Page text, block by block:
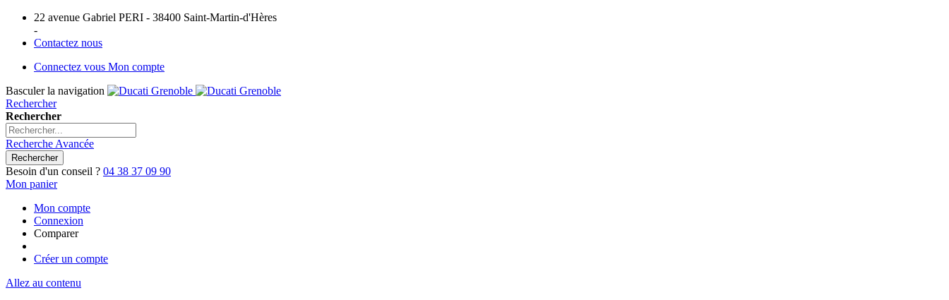
22 avenue Gabriel PERI - 38400 Saint-Martin-d'Hères
-
Contactez nous
Connectez vous Mon compte
Basculer la navigation
Rechercher
Rechercher
Recherche Avancée
Rechercher
Besoin d'un conseil ? 04 38 37 09 90
Mon panier
Mon compte
Connexion
Comparer
Créer un compte
Allez au contenu